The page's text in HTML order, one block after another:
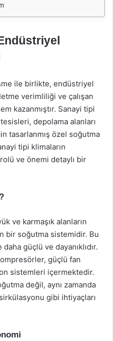
ile birlikte, endüstriyel
verimliliği ve çalışan
kazanmıştır. Sanayi tipi
depolama alanları
tasarlanmış özel soğutma
tipi klimaların
ve önemi detaylı bir
ve karmaşık alanların
bir soğutma sistemidir. Bu
güçlü ve dayanıklıdır.
güçlü fan
sistemleri içermektedir.
değil, aynı zamanda
gibi ihtiyaçları